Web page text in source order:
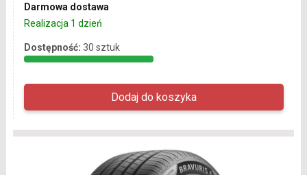
Darmowa dostawa
Realizacja 1 dzień
Dostępność: 30 sztuk